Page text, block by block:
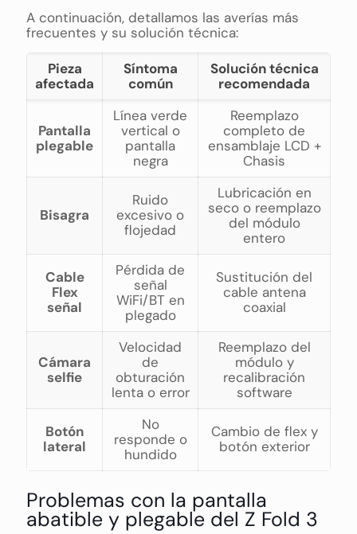
A continuación, detallamos las averías más
frecuentes y su solución técnica:
Pieza
afectada
Síntoma
común
Solución técnica
recomendada
Pantalla
plegable
Línea verde
vertical o
pantalla
negra
Reemplazo
completo de
ensamblaje LCD +
Chasis
Bisagra
Ruido
excesivo o
flojedad
Lubricación en
seco o reemplazo
del módulo
entero
Cable
Flex
señal
Pérdida de
señal
WiFi/BT en
plegado
Sustitución del
cable antena
coaxial
Cámara
selfie
Velocidad
de
obturación
lenta o error
Reemplazo del
módulo y
recalibración
software
Botón
lateral
No
responde o
hundido
Cambio de flex y
botón exterior
Problemas con la pantalla
abatible y plegable del Z Fold 3